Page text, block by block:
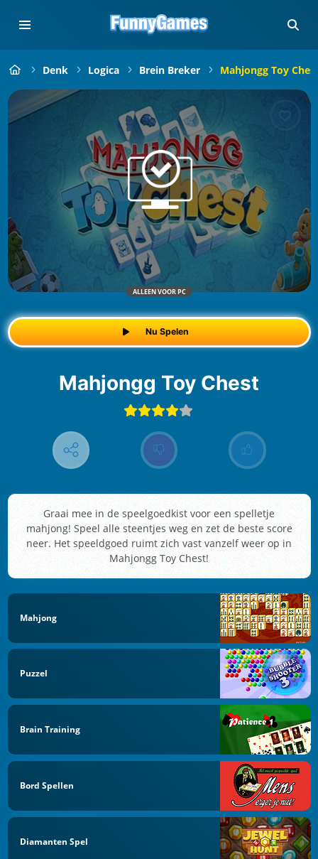
Denk Logica Brein Breker Mahjongg Toy
ALLEEN VOOR PC
Nu Spelen
Mahjongg Toy Chest
Graai mee in de speelgoedkist voor een spelletje
mahjong! Speel alle steentjes weg en zet de beste score
neer. Het speeldgoed ruimt zich vast vanzelf weer op in
Mahjongg Toy Chest!
Mahjong
Puzzel
Brain Training
Bord Spellen
Diamanten Spel